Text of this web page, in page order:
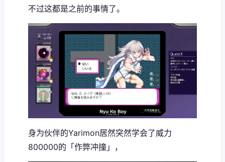
不过这都是之前的事情了。
身为伙伴的Yarimon居然突然学会了威力
800000的「作弊冲撞」，